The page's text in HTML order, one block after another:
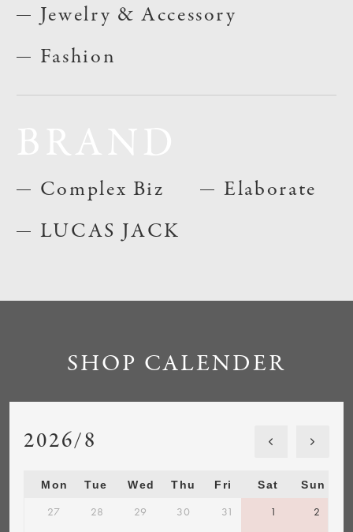
Jewelry & Accessory
Fashion
Complex Biz
LUCAS JACK
Elaborate
SHOP CALENDER
2026/8
Mon Tue Wed Thu Fri Sat Sun
27 28 29 30 31 1 2